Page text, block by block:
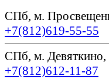
СПб, м.
+7(812)619-55-55
СПб, м. Девяткино,
+7(812)612-11-87